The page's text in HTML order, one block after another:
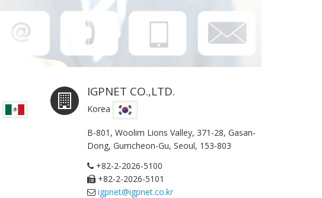
IGPNET CO.,LTD.
Korea
B-801, Woolim Lions Valley, 371-28, Gasan-
Dong, Gumcheon-Gu, Seoul, 153-803
+82-2-2026-5100
+82-2-2026-5101
igpnet@igpnet.co.kr